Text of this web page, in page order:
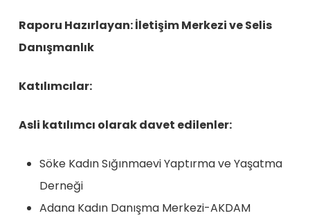
Raporu Hazırlayan: İletişim Merkezi ve Selis
Danışmanlık
Katılımcılar:
Asli katılımcı olarak davet edilenler:
Söke Kadın Sığınmaevi Yaptırma ve Yaşatma
Derneği
Adana Kadın Danışma Merkezi-AKDAM